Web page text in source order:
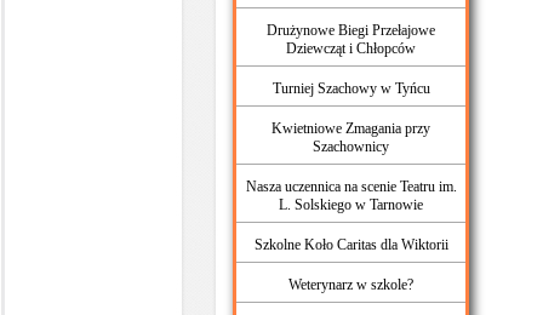
Drużynowe Biegi Przełajowe
Dziewcząt i Chłopców
Turniej Szachowy w Tyńcu
Kwietniowe Zmagania przy
Szachownicy
Nasza uczennica na scenie Teatru im.
L. Solskiego w Tarnowie
Szkolne Koło Caritas dla Wiktorii
Weterynarz w szkole?